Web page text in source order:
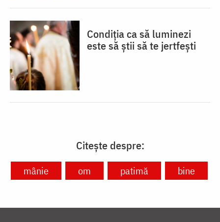
Condiția ca să luminezi
este să știi să te jertfești
Citește despre:
mânie om patimă bine